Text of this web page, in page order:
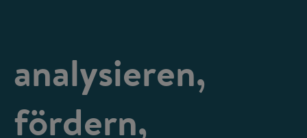
analysieren,
fördern,